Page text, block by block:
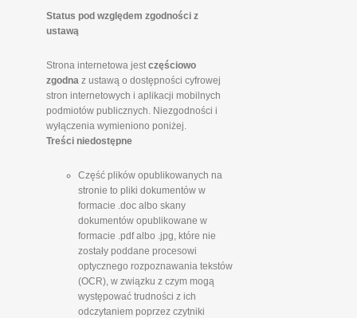
Status pod względem zgodności z
ustawą
Strona internetowa jestczęściowo
zgodnaz ustawą o dostępności cyfrowej
stron internetowych i aplikacji mobilnych
podmiotów publicznych. Niezgodności i
wyłączenia wymieniono poniżej.
Treści niedostępne
Część plików opublikowanych na
stronie to pliki dokumentów w
formacie .doc albo skany
dokumentów opublikowane w
formacie .pdf albo .jpg, które nie
zostały poddane procesowi
optycznego rozpoznawania tekstów
(OCR), w związku z czym mogą
występować trudności z ich
odczytaniem poprzez czytniki